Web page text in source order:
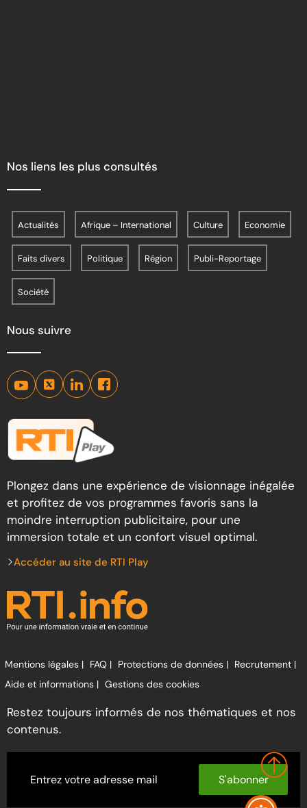
Nos liens les plus consultés
Actualités Afrique – International Culture Economie
Faits divers Politique Région Publi-Reportage
Société
Nous suivre
Plongez dans une expérience de visionnage inégalée
et profitez de vos programmes favoris sans la
moindre interruption publicitaire, pour une
immersion totale et un confort visuel optimal.
Accéder au site de RTI Play
Mentions légales | FAQ | Protections de données | Recrutement |
Aide et informations | Gestions des cookies
Restez toujours informés de nos thématiques et nos
contenus.
S'abonner